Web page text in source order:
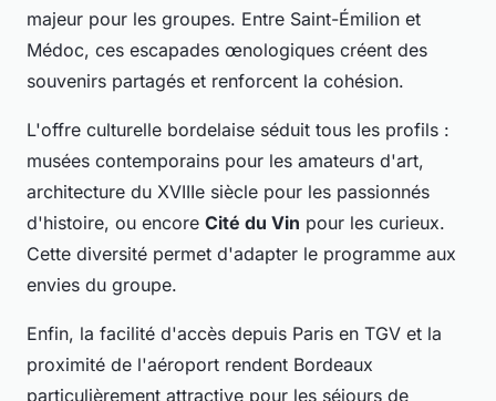
majeur pour les groupes. Entre Saint-Émilion et
Médoc, ces escapades œnologiques créent des
souvenirs partagés et renforcent la cohésion.
L'offre culturelle bordelaise séduit tous les profils :
musées contemporains pour les amateurs d'art,
architecture du XVIIIe siècle pour les passionnés
d'histoire, ou encore Cité du Vin pour les curieux.
Cette diversité permet d'adapter le programme aux
envies du groupe.
Enfin, la facilité d'accès depuis Paris en TGV et la
proximité de l'aéroport rendent Bordeaux
particulièrement attractive pour les séjours de